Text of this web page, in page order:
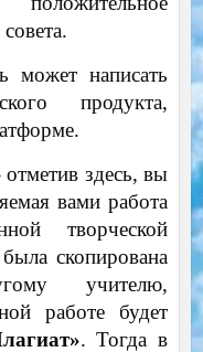
может написать
продукта,
отметив здесь, вы
вами работа
творческой
скопирована
учителю,
работе будет
. Тогда в